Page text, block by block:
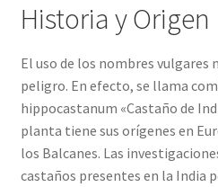
Historia y Origen
El uso de los nombres vulgares
peligro. En efecto, se llama
hippocastanum «Castaño de
planta tiene sus orígenes en
los Balcanes. Las
castaños presentes en la India